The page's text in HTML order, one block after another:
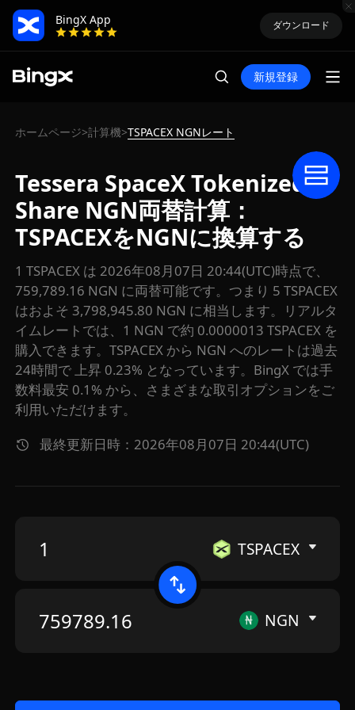
BingX App
ダウンロード
新規登録
ホームページ>計算機>TSPACEX NGNレート
Tessera SpaceX Tokenized
Share NGN両替計算：
TSPACEXをNGNに換算する
1 TSPACEX は 2026年08月07日 20:44(UTC)時点で、
759,789.16 NGN に両替可能です。つまり 5 TSPACEX
はおよそ 3,798,945.80 NGN に相当します。リアルタ
イムレートでは、1 NGN で約 0.0000013 TSPACEX を
購入できます。TSPACEX から NGN へのレートは過去
24時間で 上昇 0.23% となっています。BingX では手
数料最安 0.1% から、さまざまな取引オプションをご
利用いただけます。
最終更新日時：2026年08月07日 20:44(UTC)
TSPACEX
NGN